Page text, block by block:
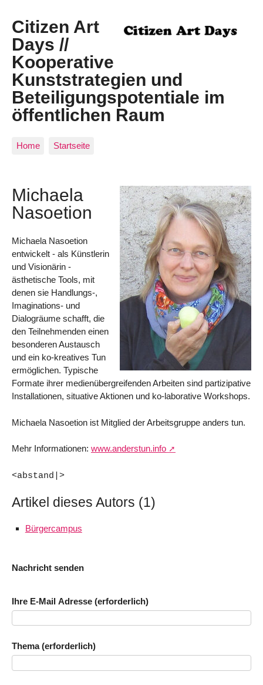
Citizen Art
Days //
Kooperative
Kunststrategien und
Beteiligungspotentiale im
öffentlichen Raum
Home Startseite
Michaela
Nasoetion
Michaela Nasoetion
entwickelt - als Künstlerin
und Visionärin -
ästhetische Tools, mit
denen sie Handlungs-,
Imaginations- und
Dialogräume schafft, die
den Teilnehmenden einen
besonderen Austausch
und ein ko-kreatives Tun
ermöglichen. Typische
Formate ihrer medienübergreifenden Arbeiten sind partizipative
Installationen, situative Aktionen und ko-laborative Workshops.
Michaela Nasoetion ist Mitglied der Arbeitsgruppe anders tun.
Mehr Informationen: www.anderstun.info
<abstand|>
Artikel dieses Autors (1)
Bürgercampus
Nachricht senden
Ihre E-Mail Adresse (erforderlich)
Thema (erforderlich)